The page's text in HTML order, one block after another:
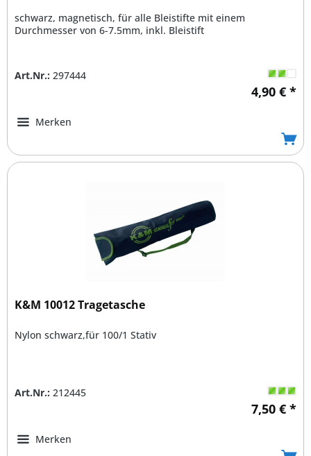
schwarz, magnetisch, für alle Bleistifte mit einem
Durchmesser von 6-7.5mm, inkl. Bleistift
Art.Nr.: 297444
4,90 € *
Merken
K&M 10012 Tragetasche
Nylon schwarz,für 100/1 Stativ
Art.Nr.: 212445
7,50 € *
Merken